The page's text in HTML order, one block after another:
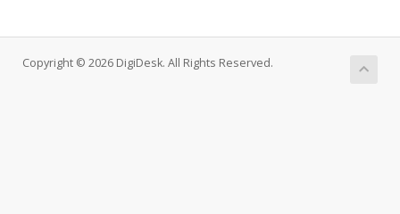
Copyright © 2026 DigiDesk. All Rights Reserved.